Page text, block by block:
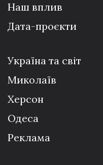
Наш вплив
Дата-проєкти
Україна та світ
Миколаїв
Херсон
Одеса
Реклама